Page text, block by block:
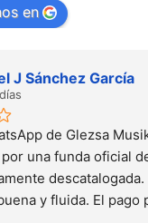
en
Mora
desde el minuto 1
No es sólo comprar
por que lo
en lo que